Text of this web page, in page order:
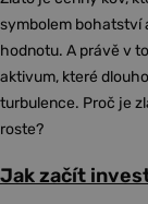
symbolem bohatství
hodnotu. A právě v
aktivum, které
turbulence. Proč je
roste?
Jak začít